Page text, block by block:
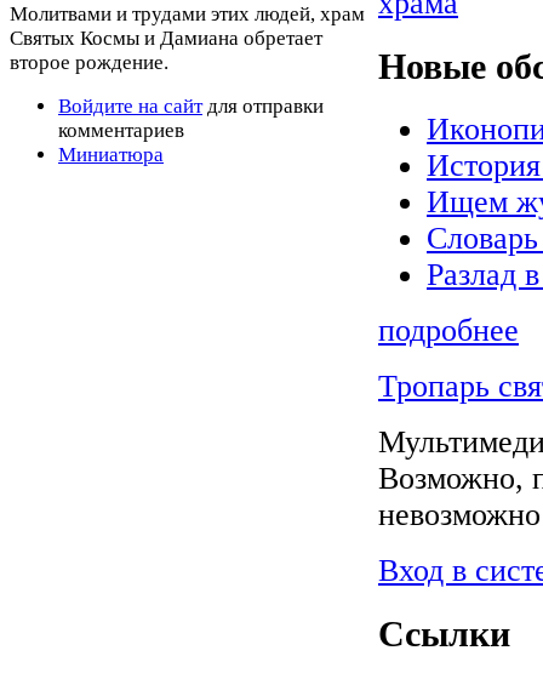
Молитвами и трудами этих людей, храм
Святых Космы и Дамиана обретает
второе рождение.
Войдите на сайтдля отправки
комментариев
Миниатюра
Новые
Ищем
Разлад
подробнее
Тропарь
Возможно,
Вход в
Ссылки